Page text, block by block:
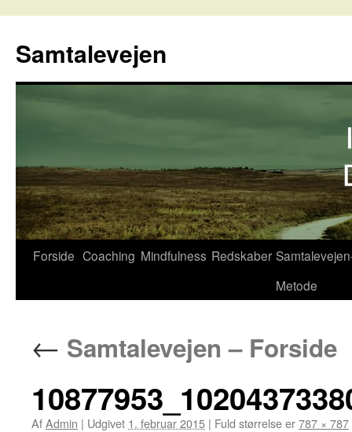
indhold
Samtalevejen
Forside Coaching Mindfulness Redskaber
Metode
← Samtalevejen – Forside
AfAdmin | Udgivet 1. februar 2015 | Fuld størrelse er787 × 787